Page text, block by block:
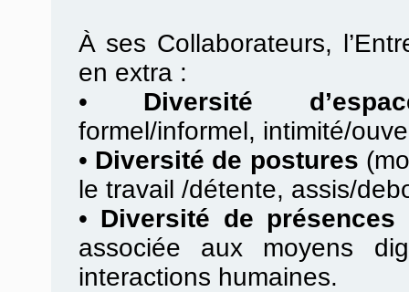
À ses Collaborateurs,
en extra :
• Diversité
formel/informel, intimité/
• Diversité de postures
le travail /détente, assis/
• Diversité de
associée aux moyens
interactions humaines.